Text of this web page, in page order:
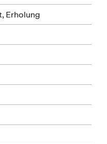
Erholung